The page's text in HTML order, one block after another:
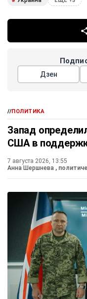
Дзен
//ПОЛИТИКА
Запад
США в
7 августа 2026, 13:55
Анна Шершнева ,